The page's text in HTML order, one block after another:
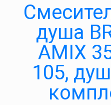
душа
AMIX
105,